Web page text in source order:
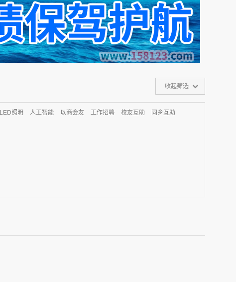
收起筛选
LED照明 人工智能 以商会友 工作招聘 校友互助 同乡互助